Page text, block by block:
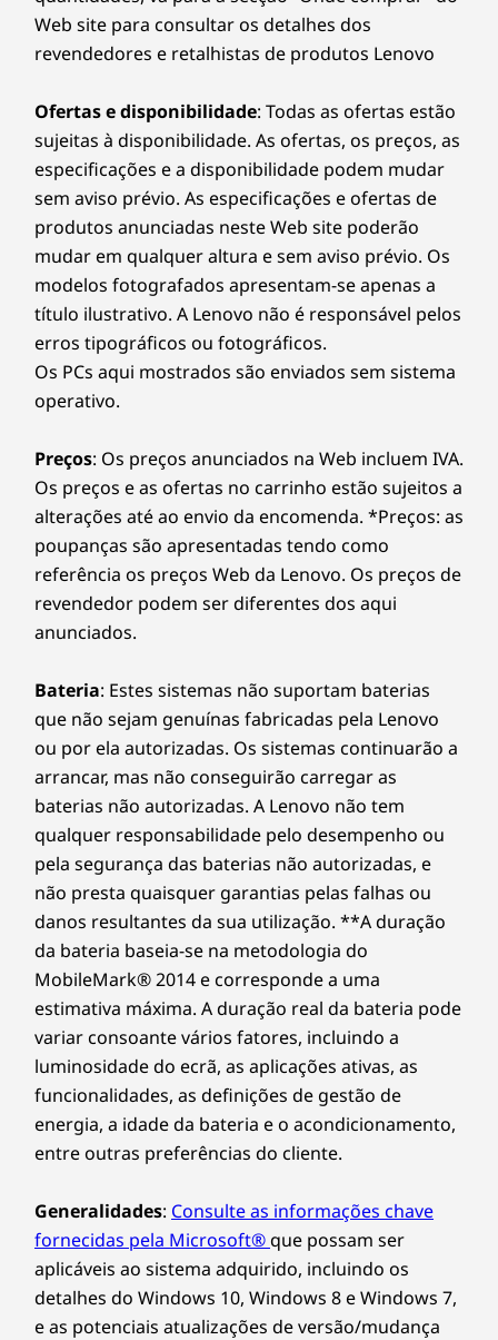
Web site para consultar os detalhes dos
revendedores e retalhistas de produtos Lenovo
Ofertas e disponibilidade: Todas as ofertas estão
sujeitas à disponibilidade. As ofertas, os preços, as
especificações e a disponibilidade podem mudar
sem aviso prévio. As especificações e ofertas de
produtos anunciadas neste Web site poderão
mudar em qualquer altura e sem aviso prévio. Os
modelos fotografados apresentam-se apenas a
título ilustrativo. A Lenovo não é responsável pelos
erros tipográficos ou fotográficos.
Os PCs aqui mostrados são enviados sem sistema
operativo.
Preços: Os preços anunciados na Web incluem IVA.
Os preços e as ofertas no carrinho estão sujeitos a
alterações até ao envio da encomenda. *Preços: as
poupanças são apresentadas tendo como
referência os preços Web da Lenovo. Os preços de
revendedor podem ser diferentes dos aqui
anunciados.
Bateria: Estes sistemas não suportam baterias
que não sejam genuínas fabricadas pela Lenovo
ou por ela autorizadas. Os sistemas continuarão a
arrancar, mas não conseguirão carregar as
baterias não autorizadas. A Lenovo não tem
qualquer responsabilidade pelo desempenho ou
pela segurança das baterias não autorizadas, e
não presta quaisquer garantias pelas falhas ou
danos resultantes da sua utilização. **A duração
da bateria baseia-se na metodologia do
MobileMark® 2014 e corresponde a uma
estimativa máxima. A duração real da bateria pode
variar consoante vários fatores, incluindo a
luminosidade do ecrã, as aplicações ativas, as
funcionalidades, as definições de gestão de
energia, a idade da bateria e o acondicionamento,
entre outras preferências do cliente.
Generalidades: Consulte as informações chave
fornecidas pela Microsoft®que possam ser
aplicáveis ao sistema adquirido, incluindo os
detalhes do Windows 10, Windows 8 e Windows 7,
e as potenciais atualizações de versão/mudança